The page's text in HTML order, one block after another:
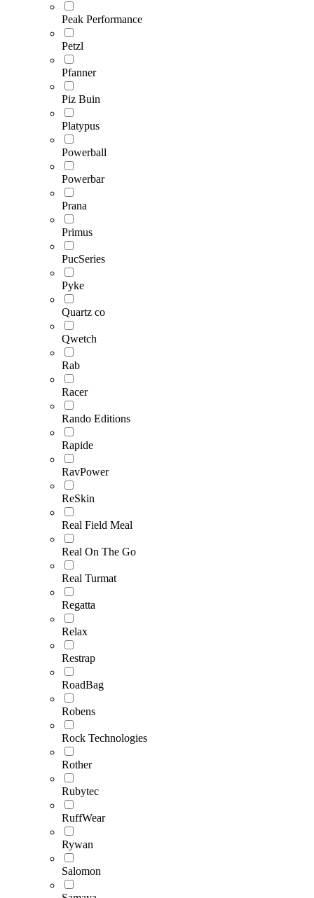
Peak Performance
Petzl
Pfanner
Piz Buin
Platypus
Powerball
Powerbar
Prana
Primus
PucSeries
Pyke
Quartz co
Qwetch
Rab
Racer
Rando Editions
Rapide
RavPower
ReSkin
Real Field Meal
Real On The Go
Real Turmat
Regatta
Relax
Restrap
RoadBag
Robens
Rock Technologies
Rother
Rubytec
RuffWear
Rywan
Salomon